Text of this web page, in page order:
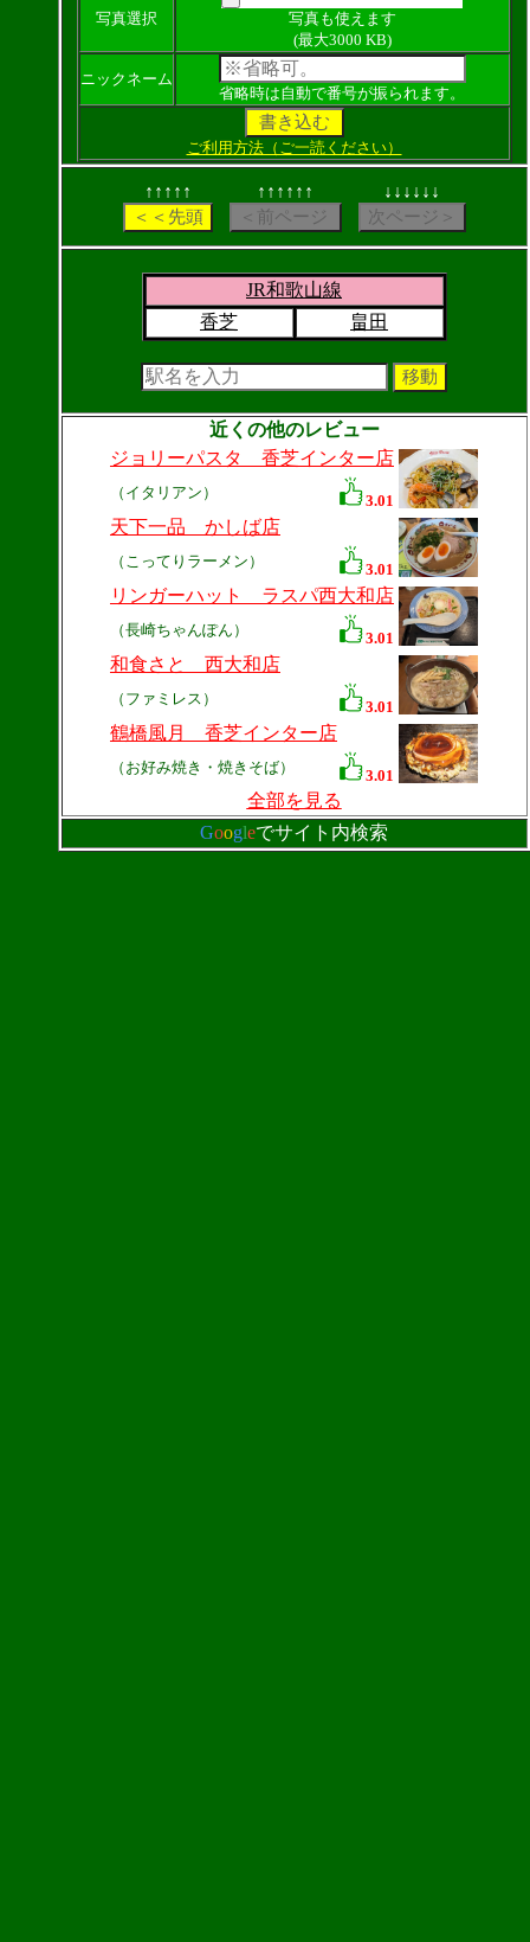
写真選択
写真も使えます
(最大3000 KB)
ニックネーム
省略時は自動で番号が振られます。
ご利用方法（ご一読ください）
↑↑↑↑↑ ↑↑↑↑↑↑ ↓↓↓↓↓↓
JR和歌山線
香芝
畠田
近くの他のレビュー
ジョリーパスタ 香芝インター店
（イタリアン） 3.01
天下一品 かしば店
（こってりラーメン） 3.01
リンガーハット ラスパ西大和店
（長崎ちゃんぽん） 3.01
和食さと 西大和店
（ファミレス） 3.01
鶴橋風月 香芝インター店
（お好み焼き・焼きそば） 3.01
全部を見る
Googleでサイト内検索